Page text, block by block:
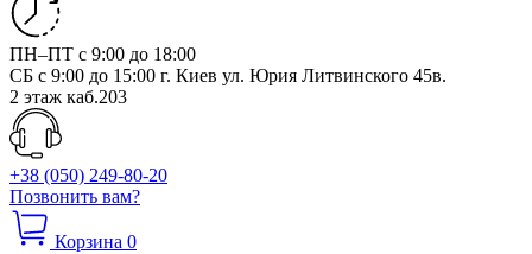
ПН–ПТ с 9:00 до 18:00
СБ с 9:00 до 15:00 г. Киев ул. Юрия Литвинского 45в.
2 этаж каб.203
+38 (050) 249-80-20
Позвонить вам?
Корзина 0